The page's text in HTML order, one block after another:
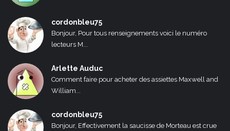
cordonbleu75
Bonjour, Pour tous renseignements voici le numéro
lecteurs M...
Arlette Auduc
Comment faire pour acheter des assiettes Maxwell and
William...
cordonbleu75
Bonjour, Effectivement la saucisse de Morteau est crue